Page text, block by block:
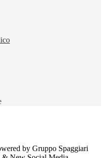
by Gruppo Spaggiari